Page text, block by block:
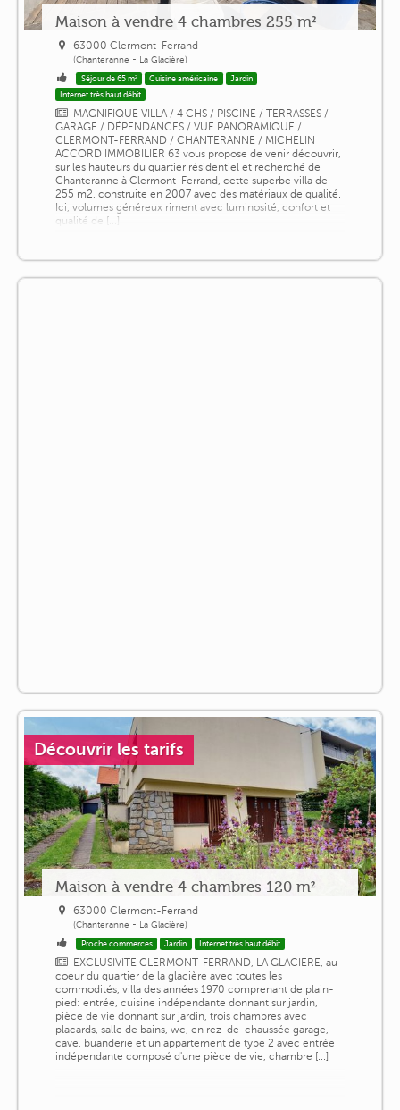
Maison à vendre 4 chambres 255 m²
63000 Clermont-Ferrand
(Chanteranne - La Glacière)
Séjour de 65 m² Cuisine américaine
Jardin
Internet très haut débit
MAGNIFIQUE VILLA / 4 CHS / PISCINE / TERRASSES /
GARAGE / DÉPENDANCES / VUE PANORAMIQUE /
CLERMONT-FERRAND / CHANTERANNE / MICHELIN
ACCORD IMMOBILIER 63 vous propose de venir découvrir,
sur les hauteurs du quartier résidentiel et recherché de
Chanteranne à Clermont-Ferrand, cette superbe villa de
255 m2, construite en 2007 avec des matériaux de qualité.
Ici, volumes généreux riment avec luminosité, confort et
qualité de [...]
Découvrir les tarifs
Maison à vendre 4 chambres 120 m²
63000 Clermont-Ferrand
(Chanteranne - La Glacière)
Proche commerces Jardin Internet très haut débit
EXCLUSIVITE CLERMONT-FERRAND, LA GLACIERE, au
coeur du quartier de la glacière avec toutes les
commodités, villa des années 1970 comprenant de plain-
pied: entrée, cuisine indépendante donnant sur jardin,
pièce de vie donnant sur jardin, trois chambres avec
placards, salle de bains, wc, en rez-de-chaussée garage,
cave, buanderie et un appartement de type 2 avec entrée
indépendante composé d'une pièce de vie, chambre [...]